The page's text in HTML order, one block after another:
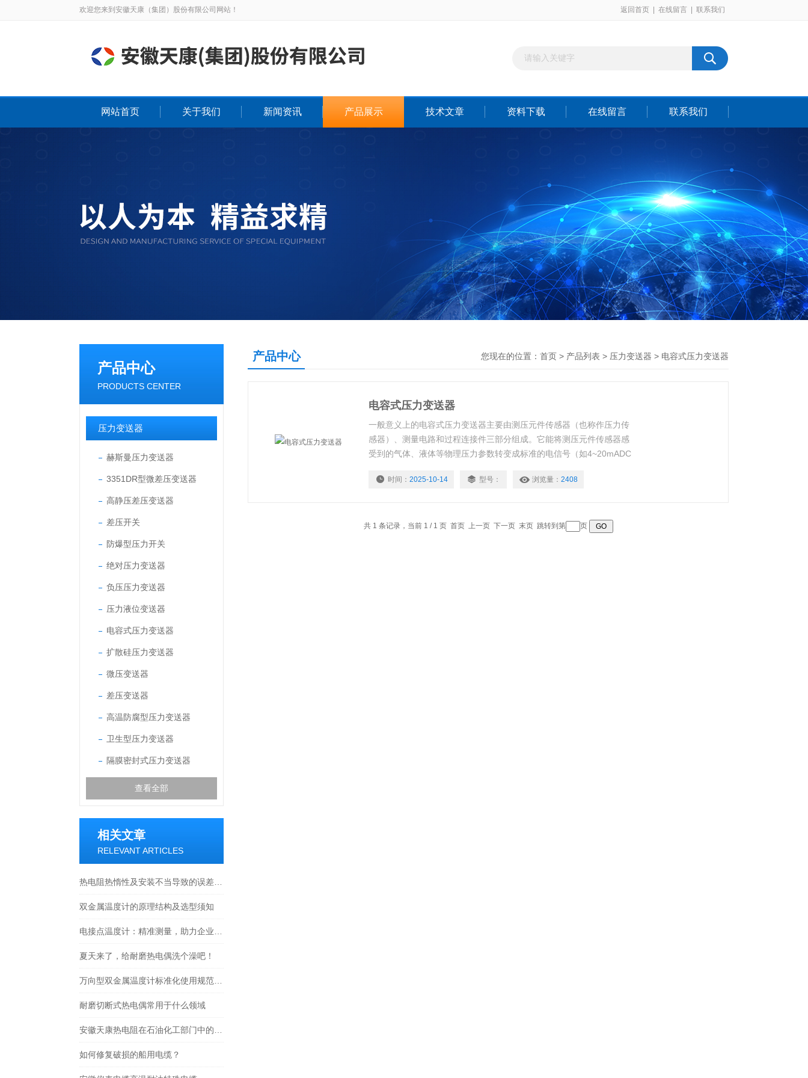
欢迎您来到安徽天康（集团）股份有限公司网站！ 返回首页 在线留言 联系我们
网站首页 关于我们 新闻资讯 产品展示 技术文章 资料下载 在线留言 联系我们
产品中心
PRODUCTS CENTER
压力变送器
赫斯曼压力变送器
3351DR型微差压变送器
高静压差压变送器
差压开关
防爆型压力开关
绝对压力变送器
负压压力变送器
压力液位变送器
电容式压力变送器
扩散硅压力变送器
微压变送器
差压变送器
高温防腐型压力变送器
卫生型压力变送器
隔膜密封式压力变送器
查看全部
相关文章
RELEVANT ARTICLES
双金属温度计的原理结构及选型须知
夏天来了，给耐磨热电偶洗个澡吧！
耐磨切断式热电偶常用于什么领域
如何修复破损的船用电缆？
产品中心 您现在的位置： 首页 > 产品列表 > 压力变送器 > 电容式压力变送器
电容式压力变送器
一般意义上的电容式压力变送器主要由测压元件传感器（也称作压力传
感器）、测量电路和过程连接件三部分组成。它能将测压元件传感器感
受到的气体、液体等物理压力参数转变成标准的电信号（如4~20mADC
和过程调节。
时间： 2025-10-14 型号： 浏览量： 2408
共 1 条记录，当前 1 / 1 页 首页 上一页 下一页 末页 跳转到第 页